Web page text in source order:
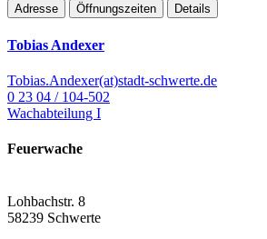
Adresse Öffnungszeiten Details
Tobias Andexer
Tobias.Andexer(at)stadt-schwerte.de
0 23 04 / 104-502
Wachabteilung I
Feuerwache
Lohbachstr. 8
58239 Schwerte